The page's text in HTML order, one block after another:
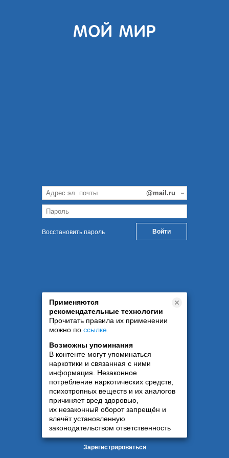
Восстановить пароль
Применяются
рекомендательные технологии
Прочитать правила их применении
можно по ссылке
Возможны упоминания
В контенте могут упоминаться
наркотики и связанная с ними
информация. Незаконное
потребление наркотических средств,
психотропных веществ и их аналогов
причиняет вред здоровью,
их незаконный оборот запрещён и
влечёт установленную
законодательством ответственность
Зарегистрироваться